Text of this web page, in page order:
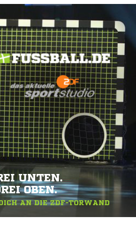
UNTEN.
OBEN.
AN DIE ZDF-TORWAND